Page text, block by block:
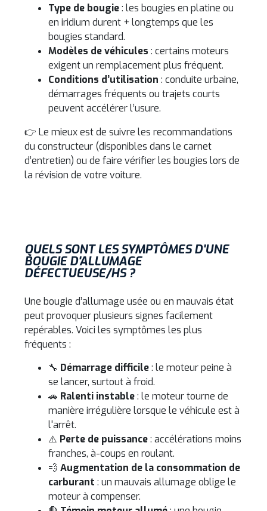
Type de bougie: les bougies en platine ou
en iridium durent + longtemps que les
bougies standard.
Modèles de véhicules : certains moteurs
exigent un remplacement plus fréquent.
Conditions d’utilisation : conduite urbaine,
démarrages fréquents ou trajets courts
peuvent accélérer l’usure.
👉 Le mieux est de suivre les recommandations
du constructeur (disponibles dans le carnet
d’entretien) ou de faire vérifier les bougies lors de
la révision de votre voiture.
QUELS SONT LES SYMPTÔMES D'UNE
BOUGIE D'ALLUMAGE
DÉFECTUEUSE/HS ?
Une bougie d’allumage usée ou en mauvais état
peut provoquer plusieurs signes facilement
repérables. Voici les symptômes les plus
fréquents :
🔧 Démarrage difficile: le moteur peine à
se lancer, surtout à froid.
🚗 Ralenti instable: le moteur tourne de
manière irrégulière lorsque le véhicule est à
l'arrêt.
⚠️ Perte de puissance: accélérations moins
franches, à-coups en roulant.
💨 Augmentation de la consommation de
carburant : un mauvais allumage oblige le
moteur à compenser.